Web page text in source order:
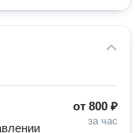
от 800 ₽
за час